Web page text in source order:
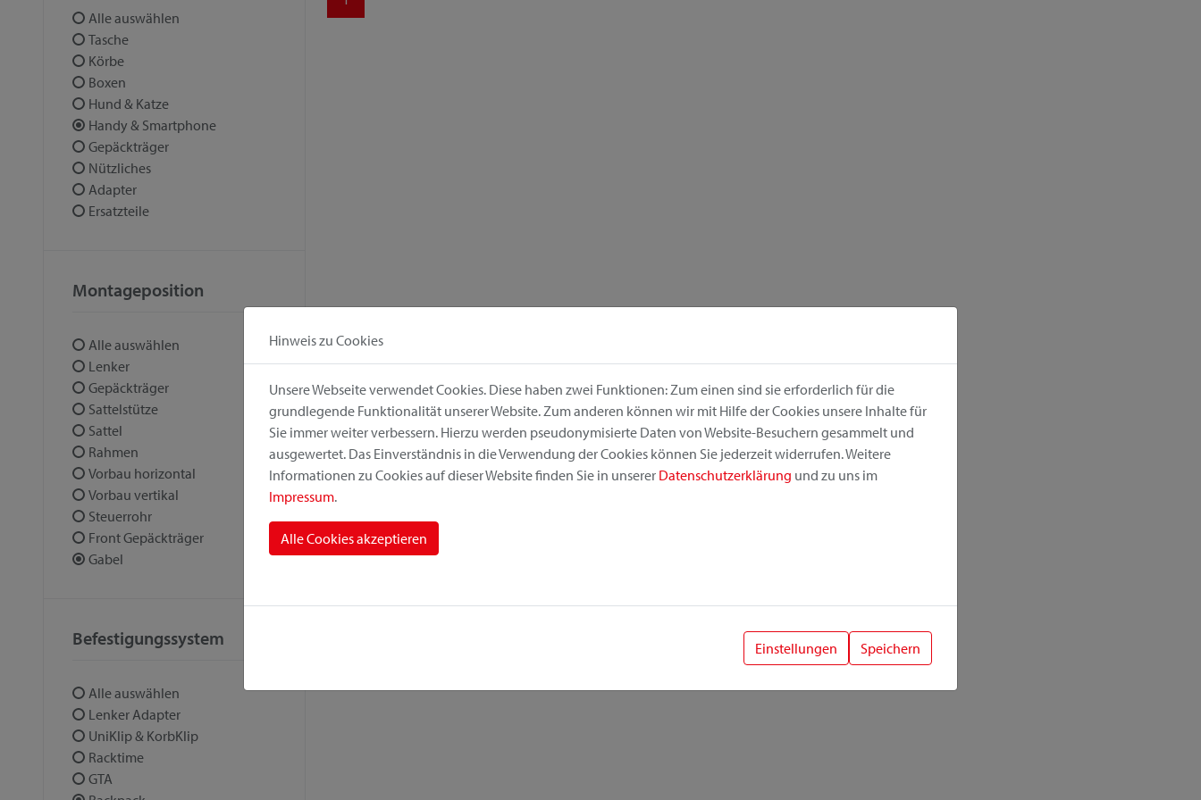
Alle auswählen
Tasche
Körbe
Boxen
Hund & Katze
Handy & Smartphone
Gepäckträger
Nützliches
Adapter
Ersatzteile
Montageposition
Alle auswählen
Lenker
Gepäckträger
Sattelstütze
Sattel
Rahmen
Vorbau horizontal
Vorbau vertikal
Steuerrohr
Front Gepäckträger
Gabel
Befestigungssystem
Alle auswählen
Lenker Adapter
UniKlip & KorbKlip
Racktime
GTA
Hinweis zu Cookies
Unsere Webseite verwendet Cookies. Diese haben zwei Funktionen: Zum einen sind sie erforderlich für die
grundlegende Funktionalität unserer Website. Zum anderen können wir mit Hilfe der Cookies unsere Inhalte für
Sie immer weiter verbessern. Hierzu werden pseudonymisierte Daten von Website-Besuchern gesammelt und
ausgewertet. Das Einverständnis in die Verwendung der Cookies können Sie jederzeit widerrufen. Weitere
Informationen zu Cookies auf dieser Website finden Sie in unserer Datenschutzerklärung und zu uns im
Impressum.
Alle Cookies akzeptieren
Einstellungen Speichern